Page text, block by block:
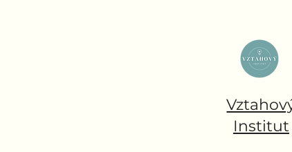
Institut